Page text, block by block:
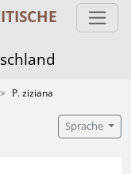
P. ziziana
Sprache